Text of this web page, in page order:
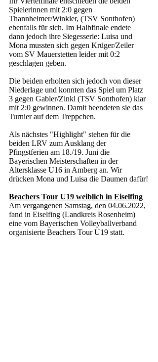
Spielerinnen mit 2:0 gegen
Thannheimer/Winkler, (TSV Sonthofen)
ebenfalls für sich. Im Halbfinale endete
dann jedoch ihre Siegesserie: Luisa und
Mona mussten sich gegen Krüger/Zeiler
vom SV Mauerstetten leider mit 0:2
geschlagen geben.
Die beiden erholten sich jedoch von dieser
Niederlage und konnten das Spiel um Platz
3 gegen Gabler/Zinkl (TSV Sonthofen) klar
mit 2:0 gewinnen. Damit beendeten sie das
Turnier auf dem Treppchen.
Als nächstes "Highlight" stehen für die
beiden LRV zum Ausklang der
Pfingstferien am 18./19. Juni die
Bayerischen Meisterschaften in der
Altersklasse U16 in Amberg an. Wir
drücken Mona und Luisa die Daumen dafür!
Beachers Tour U19 weiblich in Eiselfing
Am vergangenen Samstag, den 04.06.2022,
fand in Eiselfing (Landkreis Rosenheim)
eine vom Bayerischen Volleyballverband
organisierte Beachers Tour U19 statt.